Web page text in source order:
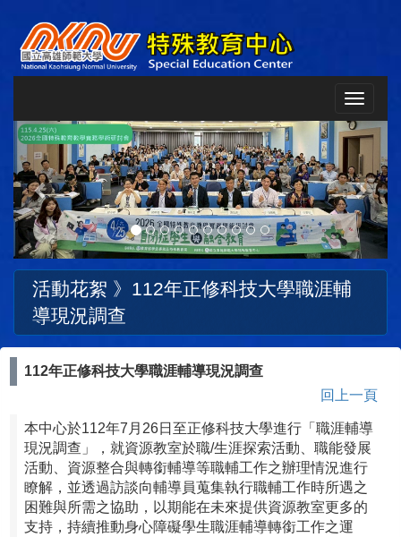
Toggle
Previous Next
活動花絮 》 112年正修科技大學職涯輔
導現況調查
112年正修科技大學職涯輔導現況調查
回上一頁
本中心於112年7月26日至正修科技大學進行「職涯輔導
現況調查」，就資源教室於職/生涯探索活動、職能發展
活動、資源整合與轉銜輔導等職輔工作之辦理情況進行
瞭解，並透過訪談向輔導員蒐集執行職輔工作時所遇之
困難與所需之協助，以期能在未來提供資源教室更多的
支持，持續推動身心障礙學生職涯輔導轉銜工作之運